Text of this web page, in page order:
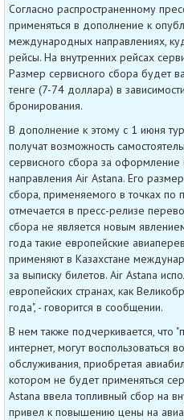
Согласно распространенному
применяться в дополнение к
международных направлениях,
рейсы. На внутренних рейсах
Размер сервисного сбора будет
тенге (7-74 доллара) в
бронирования.
В дополнение к этому с 1 июня
получат возможность
сервисного сбора за
направления Air Astana. Его
сбора, применяемого в точках по
отмечается в пресс-релизе
сбора не является новым
года такие европейские
применяют в Казахстане
за выписку билетов. Air Astana
европейских странах, как
года", - говорится в сообщении.
В нем также подчеркивается, что
интернет, могут воспользоваться
обслуживания, приобретая
котором не будет применяться
Astana ввела топливный сбор на
привел к повышению цены на